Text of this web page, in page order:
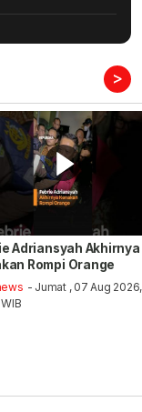
>
Adriansyah Akhirnya
Rompi Orange
- Jumat , 07 Aug 2026,